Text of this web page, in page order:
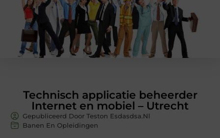
Technisch applicatie beheerder
Internet en mobiel – Utrecht
Gepubliceerd Door Teston Esdasdsa.nl
Banen En Opleidingen